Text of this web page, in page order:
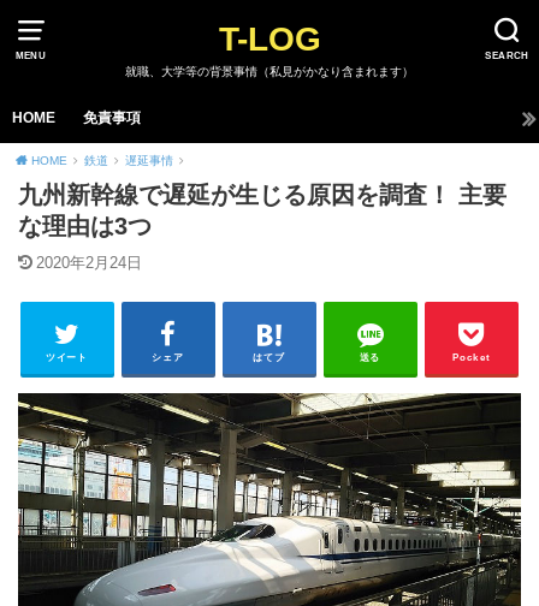
MENU SEARCH
T-LOG
就職、大学等の背景事情（私見がかなり含まれます）
HOME 免責事項
HOME 鉄道 遅延事情
九州新幹線で遅延が生じる原因を調査！ 主要
な理由は3つ
2020年2月24日
ツイート シェア はてブ 送る Pocket